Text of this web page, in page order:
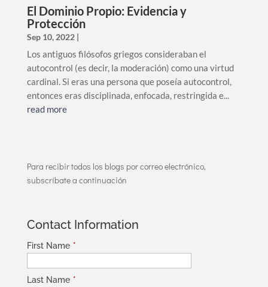
El Dominio Propio: Evidencia y
Protección
Sep 10, 2022|
Los antiguos filósofos griegos consideraban el
autocontrol (es decir, la moderación) como una virtud
cardinal. Si eras una persona que poseía autocontrol,
entonces eras disciplinada, enfocada, restringida e...
read more
Para recibir todos los blogs por correo electrónico,
subscríbate a continuación
Contact Information
First Name *
Last Name *